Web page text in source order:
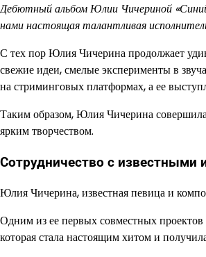
Дебютный альбом Юлии Чичериной
нами настоящая талантливая
С тех пор Юлия Чичерина продолжает
свежие идеи, смелые эксперименты в
на стриминговых платформах, а ее
Таким образом, Юлия Чичерина
ярким творчеством.
Сотрудничество с известными
Юлия Чичерина, известная певица и
Одним из ее первых совместных
которая стала настоящим хитом и